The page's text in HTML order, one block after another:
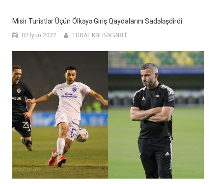
Misir Turistlər Üçün Ölkəyə Giriş Qaydalarını Sadələşdirdi
02 İyun 2022 TURAL KƏLBƏCƏRLİ